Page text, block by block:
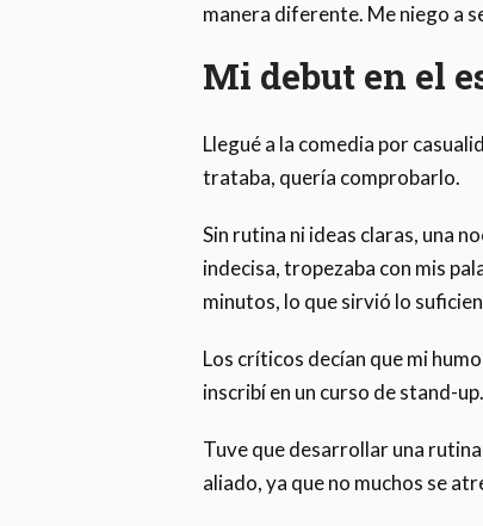
manera diferente. Me niego a
Mi debut en el
Llegué a la comedia por
trataba, quería comprobarlo.
Sin rutina ni ideas claras, una
indecisa, tropezaba con mis
minutos, lo que sirvió lo
Los críticos decían que mi
inscribí en un curso de stand-up.
Tuve que desarrollar una
aliado, ya que no muchos se